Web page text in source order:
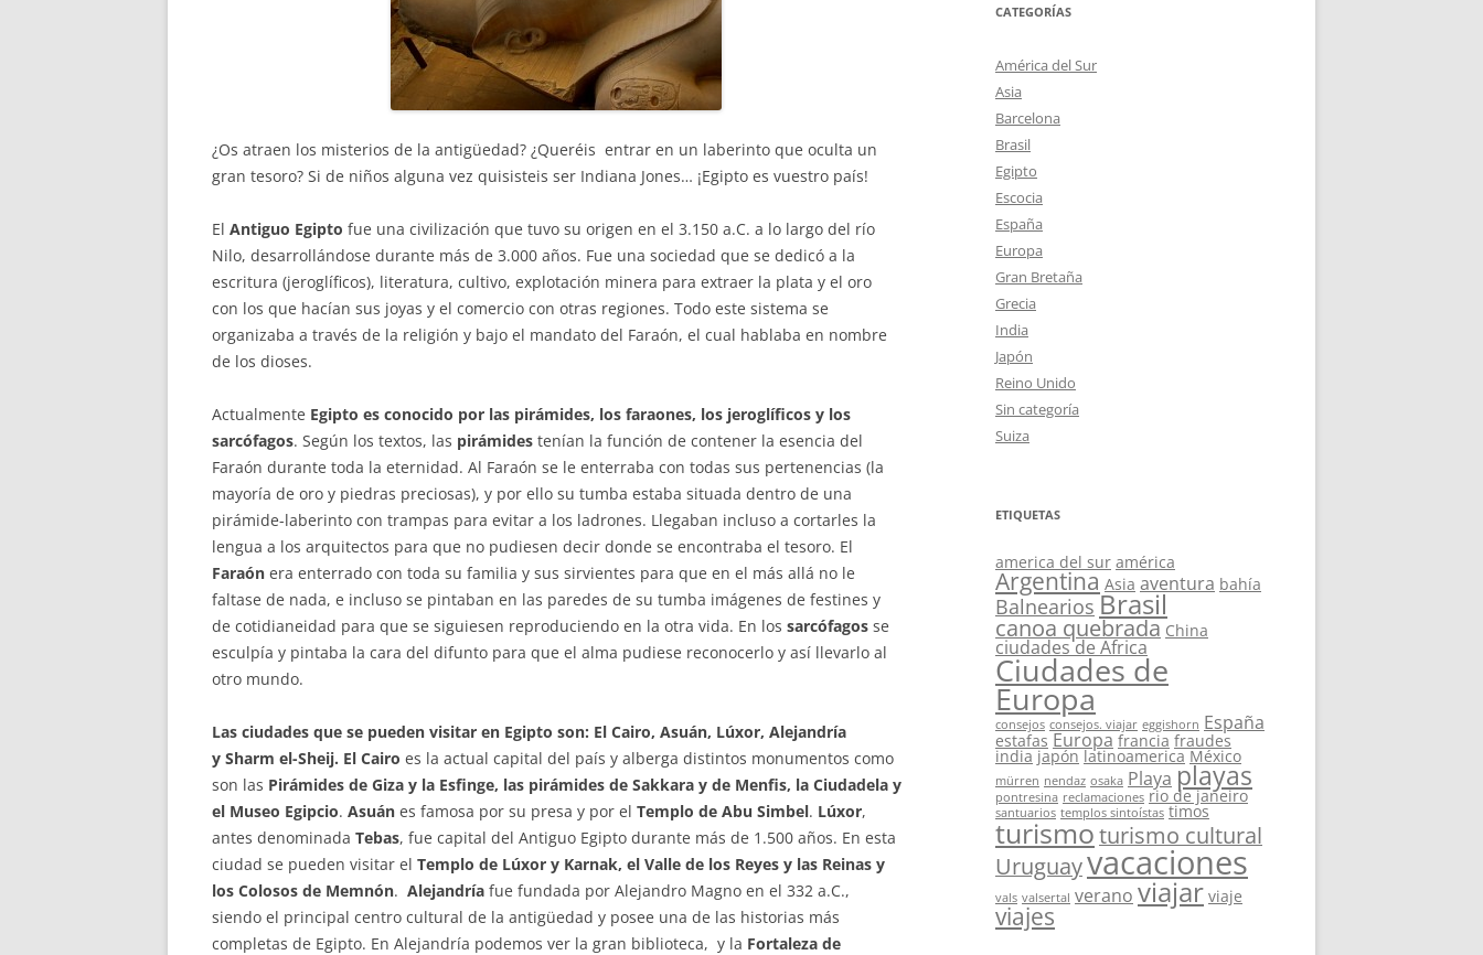
¿Os atraen los misterios de la antigüedad? ¿Queréis entrar en un laberinto que oculta un
gran tesoro? Si de niños alguna vez quisisteis ser Indiana Jones… ¡Egipto es vuestro país!
El Antiguo Egipto fue una civilización que tuvo su origen en el 3.150 a.C. a lo largo del río
Nilo, desarrollándose durante más de 3.000 años. Fue una sociedad que se dedicó a la
escritura (jeroglíficos), literatura, cultivo, explotación minera para extraer la plata y el oro
con los que hacían sus joyas y el comercio con otras regiones. Todo este sistema se
organizaba a través de la religión y bajo el mandato del Faraón, el cual hablaba en nombre
de los dioses.
Actualmente Egipto es conocido por las pirámides, los faraones, los jeroglíficos y los
sarcófagos. Según los textos, las pirámides tenían la función de contener la esencia del
Faraón durante toda la eternidad. Al Faraón se le enterraba con todas sus pertenencias (la
mayoría de oro y piedras preciosas), y por ello su tumba estaba situada dentro de una
pirámide-laberinto con trampas para evitar a los ladrones. Llegaban incluso a cortarles la
lengua a los arquitectos para que no pudiesen decir donde se encontraba el tesoro. El
Faraón era enterrado con toda su familia y sus sirvientes para que en el más allá no le
faltase de nada, e incluso se pintaban en las paredes de su tumba imágenes de festines y
de cotidianeidad para que se siguiesen reproduciendo en la otra vida. En los sarcófagos se
esculpía y pintaba la cara del difunto para que el alma pudiese reconocerlo y así llevarlo al
otro mundo.
Las ciudades que se pueden visitar en Egipto son: El Cairo, Asuán, Lúxor, Alejandría
y Sharm el-Sheij. El Cairo es la actual capital del país y alberga distintos monumentos como
son las Pirámides de Giza y la Esfinge, las pirámides de Sakkara y de Menfis, la Ciudadela y
el Museo Egipcio. Asuán es famosa por su presa y por el Templo de Abu Simbel. Lúxor,
antes denominada Tebas, fue capital del Antiguo Egipto durante más de 1.500 años. En esta
ciudad se pueden visitar el Templo de Lúxor y Karnak, el Valle de los Reyes y las Reinas y
los Colosos de Memnón. Alejandría fue fundada por Alejandro Magno en el 332 a.C.,
siendo el principal centro cultural de la antigüedad y posee una de las historias más
completas de Egipto. En Alejandría podemos ver la gran biblioteca, y la Fortaleza de
CATEGORÍAS
América del Sur
Asia
Barcelona
Brasil
Egipto
Escocia
España
Europa
Gran Bretaña
Grecia
India
Japón
Reino Unido
Sin categoría
Suiza
ETIQUETAS
america del sur américa
Argentina Asia aventura bahía
Balnearios Brasil
canoa quebrada China
ciudades de Africa
Ciudades de
Europa
consejos consejos. viajar eggishorn España
estafas Europa francia fraudes
india japón latinoamerica México
mürren nendaz osaka Playa playas
pontresina reclamaciones rio de janeiro
santuarios templos sintoístas timos
turismoturismo cultural
Uruguayvacaciones
vals valsertal verano viajar viaje
viajes